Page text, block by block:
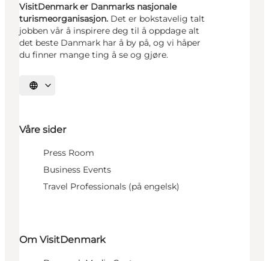
VisitDenmark er Danmarks nasjonale
turismeorganisasjon. Det er bokstavelig talt
jobben vår å inspirere deg til å oppdage alt
det beste Danmark har å by på, og vi håper
du finner mange ting å se og gjøre.
Velg språk
Våre sider
Press Room
Business Events
Travel Professionals (på engelsk)
Om VisitDenmark